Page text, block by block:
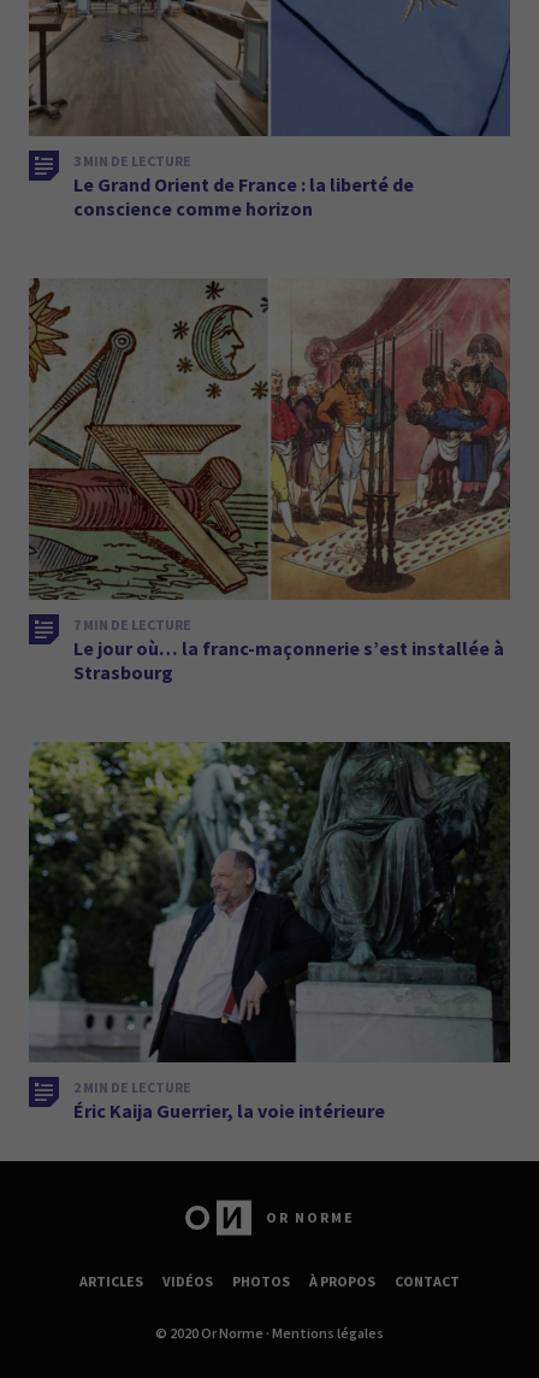
3 MIN DE LECTURE
Le Grand Orient de France : la liberté de
conscience comme horizon
7 MIN DE LECTURE
Le jour où… la franc-maçonnerie s’est installée à
Strasbourg
2 MIN DE LECTURE
Éric Kaija Guerrier, la voie intérieure
OR NORME
ARTICLES VIDÉOS PHOTOS À PROPOS CONTACT
© 2020 Or Norme · Mentions légales